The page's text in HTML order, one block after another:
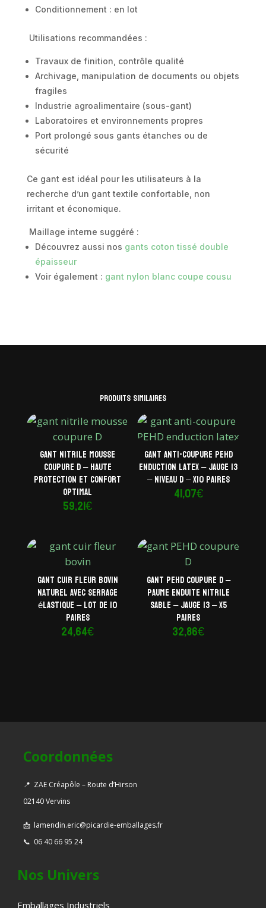
Conditionnement : en lot
Utilisations recommandées :
Travaux de finition, contrôle qualité
Archivage, manipulation de documents ou objets
fragiles
Industrie agroalimentaire (sous-gant)
Laboratoires et environnements propres
Port prolongé sous gants étanches ou de
sécurité
Ce gant est idéal pour les utilisateurs à la
recherche d’un gant textile confortable, non
irritant et économique.
Maillage interne suggéré :
Découvrez aussi nos gants coton tissé double
épaisseur
Voir également : gant nylon blanc coupe cousu
Produits similaires
Gant nitrile mousse
coupure D – Haute
protection et confort
optimal
59,21€
Gant anti-coupure PEHD
enduction latex – Jauge 13
– Niveau D – x10 paires
41,07€
Gant cuir fleur bovin
naturel avec serrage
élastique – Lot de 10
paires
24,64€
Gant PEHD coupure D –
Paume enduite nitrile
sable – Jauge 13 – x5
paires
32,86€
Coordonnées
📍 ZAE Créapôle – Route d’Hirson
02140 Vervins
📩 lamendin.eric@picardie-emballages.fr
📞 06 40 66 95 24
Nos Univers
Emballages Industriels